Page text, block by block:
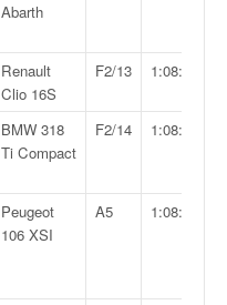
Abarth
Renault
Clio 16S
F2/13 1:08:07.1
BMW 318
Ti Compact
F2/14 1:08:19.0
Peugeot
106 XSI
A5 1:08:28.1